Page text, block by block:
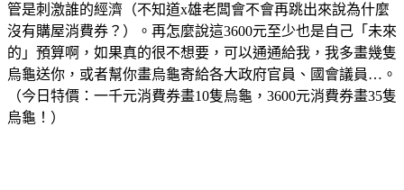
管是刺激誰的經濟（不知道x雄老闆會不會再跳出來說為什麼
沒有購屋消費券？）。再怎麼說這3600元至少也是自己「未來
的」預算啊，如果真的很不想要，可以通通給我，我多畫幾隻
烏龜送你，或者幫你畫烏龜寄給各大政府官員、國會議員…。
（今日特價：一千元消費券畫10隻烏龜，3600元消費券畫35隻
烏龜！）